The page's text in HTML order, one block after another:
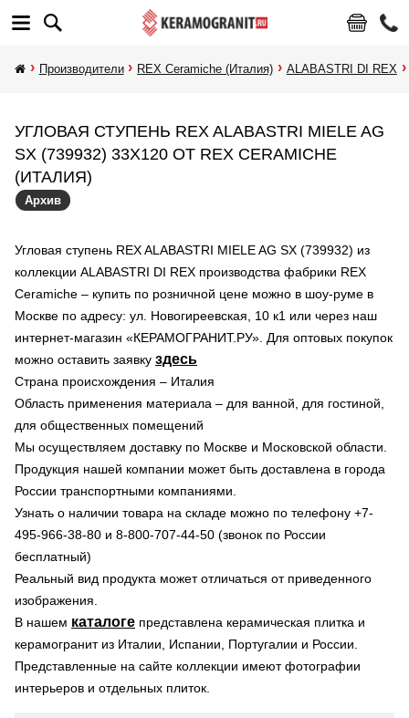
Производители REX Ceramiche (Италия) ALABASTRI DI REX
УГЛОВАЯ СТУПЕНЬ REX ALABASTRI MIELE AG
SX (739932) 33X120 ОТ REX CERAMICHE
(ИТАЛИЯ)
Архив
Угловая ступень REX ALABASTRI MIELE AG SX (739932) из
коллекции ALABASTRI DI REX производства фабрики REX
Ceramiche – купить по розничной цене можно в шоу-руме в
Москве по адресу: ул. Новогиреевская, 10 к1 или через наш
интернет-магазин «КЕРАМОГРАНИТ.РУ». Для оптовых покупок
можно оставить заявку здесь
Страна происхождения – Италия
Область применения материала – для ванной, для гостиной,
для общественных помещений
Мы осуществляем доставку по Москве и Московской области.
Продукция нашей компании может быть доставлена в города
России транспортными компаниями.
Узнать о наличии товара на складе можно по телефону +7-
495-966-38-80 и 8-800-707-44-50 (звонок по России
бесплатный)
Реальный вид продукта может отличаться от приведенного
изображения.
В нашем каталоге представлена керамическая плитка и
керамогранит из Италии, Испании, Португалии и России.
Представленные на сайте коллекции имеют фотографии
интерьеров и отдельных плиток.